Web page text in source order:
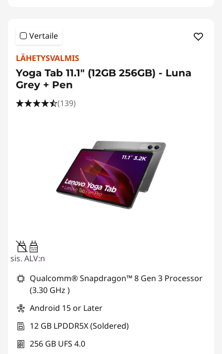
Vertaile
LÄHETYSVALMIS
Yoga Tab 11.1" (12GB 256GB) - Luna
Grey + Pen
(139)
20W-60W
USB PD
sis. ALV:n
Qualcomm® Snapdragon™ 8 Gen 3 Processor
(3.30 GHz )
Android 15 or Later
12 GB LPDDR5X (Soldered)
256 GB UFS 4.0